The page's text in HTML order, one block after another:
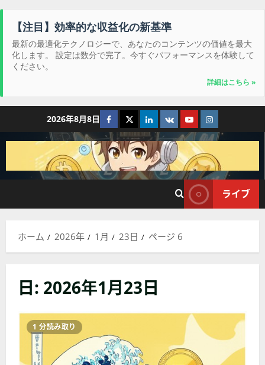
【注目】効率的な収益化の新基準
最新の最適化テクノロジーで、あなたのコンテンツの価値を最大
化します。 設定は数分で完了。今すぐパフォーマンスを体験して
ください。
詳細はこちら »
テ
ツ
2026年8月8日 Facebook
TwitterLinkedIn
VK YouTubeInstagram
ライブ
ホーム 2026年 1月 23日 ページ 6
日: 2026年1月23日
1 分読み取り